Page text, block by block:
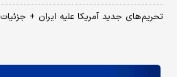
تحریم‌های جدید آمریکا علیه ایران + جزئیات